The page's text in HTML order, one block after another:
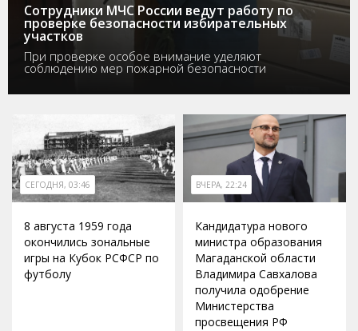
Сотрудники МЧС России ведут работу по
проверке безопасности избирательных
участков
При проверке особое внимание уделяют
соблюдению мер пожарной безопасности
СЕГОДНЯ, 03:46
8 августа 1959 года
окончились зональные
игры на Кубок РСФСР по
футболу
ВЧЕРА, 22:24
Кандидатура нового
министра образования
Магаданской области
Владимира Савхалова
получила одобрение
Министерства
просвещения РФ